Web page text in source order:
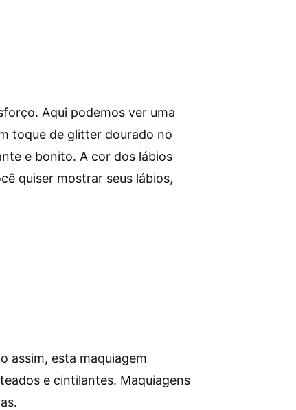
Aqui podemos ver uma
toque de glitter dourado no
e bonito. A cor dos lábios
quiser mostrar seus lábios,
assim, esta maquiagem
e cintilantes. Maquiagens